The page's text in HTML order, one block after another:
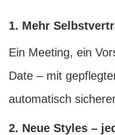
1. Mehr
Ein Meeting, ein
Date – mit
automatisch
2. Neue Styles –